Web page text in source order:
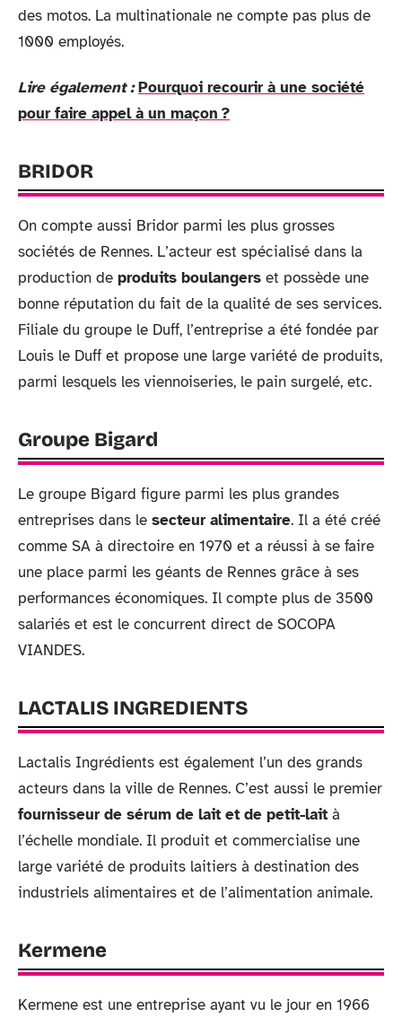
des motos. La multinationale ne compte pas plus de
1000 employés.
Lire également : Pourquoi recourir à une société
pour faire appel à un maçon ?
BRIDOR
On compte aussi Bridor parmi les plus grosses
sociétés de Rennes. L’acteur est spécialisé dans la
production de produits boulangers et possède une
bonne réputation du fait de la qualité de ses services.
Filiale du groupe le Duff, l’entreprise a été fondée par
Louis le Duff et propose une large variété de produits,
parmi lesquels les viennoiseries, le pain surgelé, etc.
Groupe Bigard
Le groupe Bigard figure parmi les plus grandes
entreprises dans le secteur alimentaire. Il a été créé
comme SA à directoire en 1970 et a réussi à se faire
une place parmi les géants de Rennes grâce à ses
performances économiques. Il compte plus de 3500
salariés et est le concurrent direct de SOCOPA
VIANDES.
LACTALIS INGREDIENTS
Lactalis Ingrédients est également l’un des grands
acteurs dans la ville de Rennes. C’est aussi le premier
fournisseur de sérum de lait et de petit-lait à
l’échelle mondiale. Il produit et commercialise une
large variété de produits laitiers à destination des
industriels alimentaires et de l’alimentation animale.
Kermene
Kermene est une entreprise ayant vu le jour en 1966